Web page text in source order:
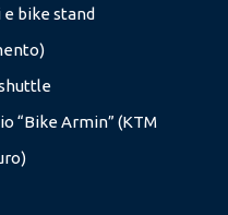
bike stand
“Bike Armin” (KTM